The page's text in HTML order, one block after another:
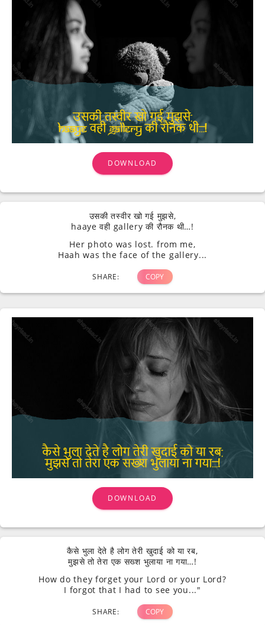
DOWNLOAD
उसकी तस्वीर खो गई मुझसे,
haaye वही gallery की रौनक थी…!
Her photo was lost. from me,
Haah was the face of the gallery...
SHARE: COPY
DOWNLOAD
कैसे भुला देते है लोग तेरी खुदाई को या रब,
मुझसे तो तेरा एक सख्श भुलाया ना गया…!
How do they forget your Lord or your Lord?
I forgot that I had to see you..."
SHARE: COPY